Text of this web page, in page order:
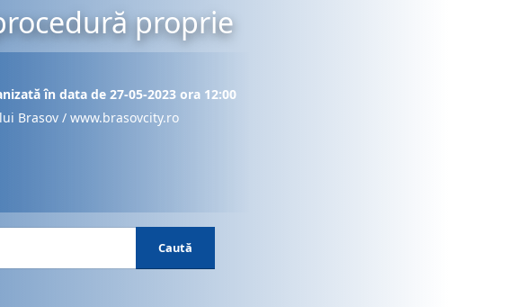
proprie
în data de 27-05-2023 ora 12:00
Brasov / www.brasovcity.ro
Caută